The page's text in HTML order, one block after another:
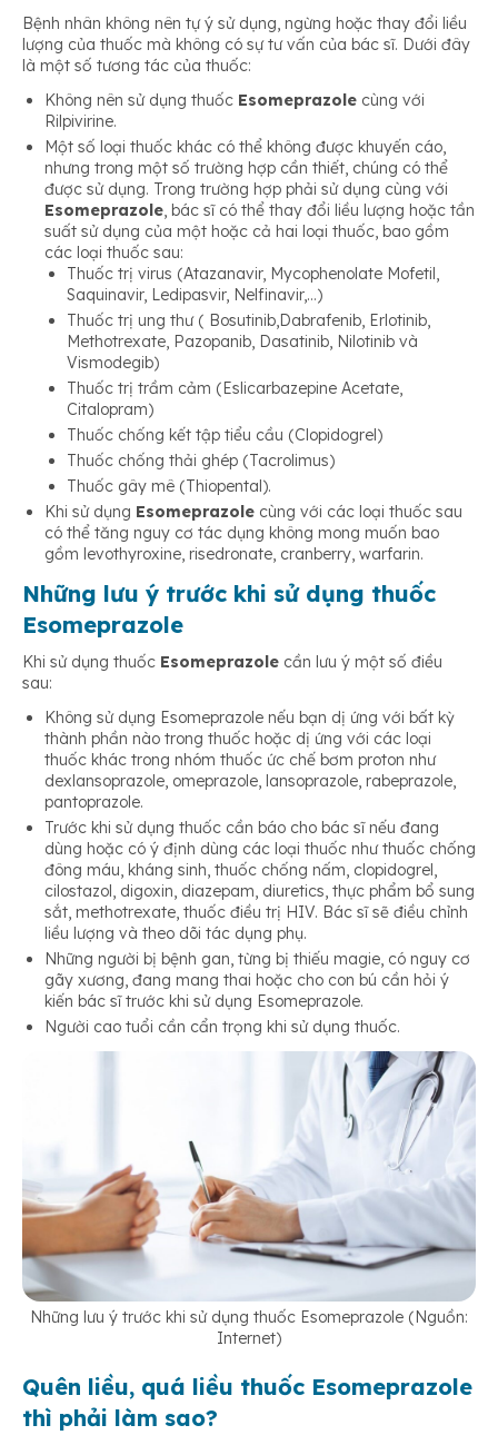
Bệnh nhân không nên tự ý sử dụng, ngừng hoặc thay đổi liều
lượng của thuốc mà không có sự tư vấn của bác sĩ. Dưới đây
là một số tương tác của thuốc:
Không nên sử dụng thuốc Esomeprazole cùng với
Rilpivirine.
Một số loại thuốc khác có thể không được khuyến cáo,
nhưng trong một số trường hợp cần thiết, chúng có thể
được sử dụng. Trong trường hợp phải sử dụng cùng với
Esomeprazole , bác sĩ có thể thay đổi liều lượng hoặc tần
suất sử dụng của một hoặc cả hai loại thuốc, bao gồm
các loại thuốc sau:
Thuốc trị virus (Atazanavir, Mycophenolate Mofetil,
Saquinavir, Ledipasvir, Nelfinavir,…)
Thuốc trị ung thư ( Bosutinib,Dabrafenib, Erlotinib,
Methotrexate, Pazopanib, Dasatinib, Nilotinib và
Vismodegib)
Thuốc trị trầm cảm (Eslicarbazepine Acetate,
Citalopram)
Thuốc chống kết tập tiểu cầu (Clopidogrel)
Thuốc chống thải ghép (Tacrolimus)
Thuốc gây mê (Thiopental).
Khi sử dụng Esomeprazole cùng với các loại thuốc sau
có thể tăng nguy cơ tác dụng không mong muốn bao
gồm levothyroxine, risedronate, cranberry, warfarin.
Những lưu ý trước khi sử dụng thuốc
Esomeprazole
Khi sử dụng thuốc Esomeprazole cần lưu ý một số điều
sau:
Không sử dụng Esomeprazole nếu bạn dị ứng với bất kỳ
thành phần nào trong thuốc hoặc dị ứng với các loại
thuốc khác trong nhóm thuốc ức chế bơm proton như
dexlansoprazole, omeprazole, lansoprazole, rabeprazole,
pantoprazole.
Trước khi sử dụng thuốc cần báo cho bác sĩ nếu đang
dùng hoặc có ý định dùng các loại thuốc như thuốc chống
đông máu, kháng sinh, thuốc chống nấm, clopidogrel,
cilostazol, digoxin, diazepam, diuretics, thực phẩm bổ sung
sắt, methotrexate, thuốc điều trị HIV. Bác sĩ sẽ điều chỉnh
liều lượng và theo dõi tác dụng phụ.
Những người bị bệnh gan, từng bị thiếu magie, có nguy cơ
gãy xương, đang mang thai hoặc cho con bú cần hỏi ý
kiến bác sĩ trước khi sử dụng Esomeprazole.
Người cao tuổi cần cẩn trọng khi sử dụng thuốc.
Những lưu ý trước khi sử dụng thuốc Esomeprazole (Nguồn:
Internet)
Quên liều, quá liều thuốc Esomeprazole
thì phải làm sao?